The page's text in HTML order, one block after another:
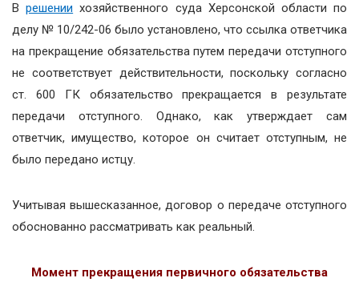
Врешении хозяйственного суда Херсонской области по
делу № 10/242-06 было установлено, что ссылка ответчика
на прекращение обязательства путем передачи отступного
не соответствует действительности, поскольку согласно
ст. 600 ГК обязательство прекращается в результате
передачи отступного. Однако, как утверждает сам
ответчик, имущество, которое он считает отступным, не
было передано истцу.
Учитывая вышесказанное, договор о передаче отступного
обоснованно рассматривать как реальный.
Момент прекращения первичного обязательства